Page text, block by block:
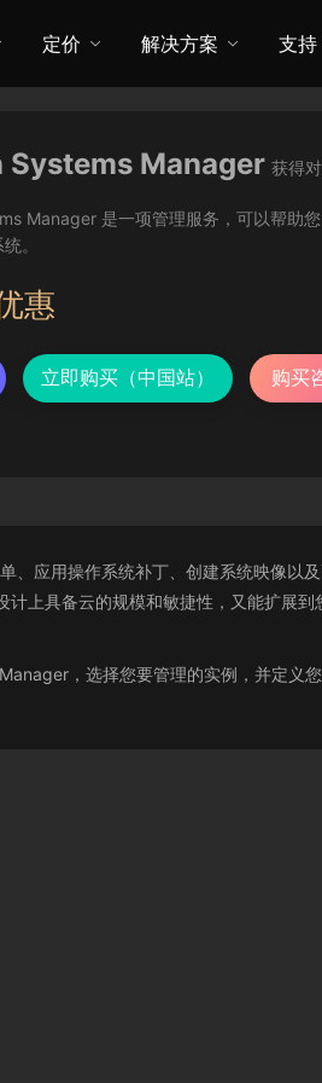
定价 解决方案 支持
Systems Manager 获得
Manager 是一项管理服务，可以帮助
。
惠
立即购买（中国站） 购买
应用操作系统补丁、创建系统映像以
上具备云的规模和敏捷性，又能扩展
，选择您要管理的实例，并定义